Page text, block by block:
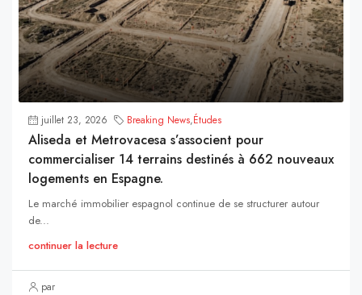
juillet 23, 2026 Breaking News,Études
Aliseda et Metrovacesa s’associent pour
commercialiser 14 terrains destinés à 662 nouveaux
logements en Espagne.
Le marché immobilier espagnol continue de se structurer autour
de...
continuer la lecture
par